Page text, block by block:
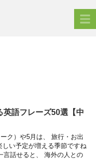
英語フレーズ50選【中
ク）や5月は、 旅行・お出
い予定が増える季節ですね
言話せると、 海外の人との